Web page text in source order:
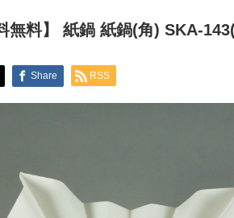
無料】 紙鍋 紙鍋(角) SKA-
Share RSS